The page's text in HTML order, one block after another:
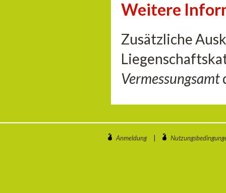
Weitere
Zusätzliche
Vermessungsamt
Anmeldung